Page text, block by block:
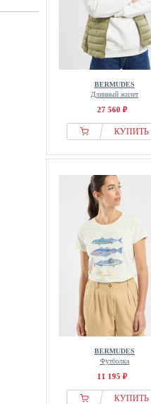
BERMUDES
Длинный жилет
27 560 ₽
КУПИТЬ
BERMUDES
Футболка
11 195 ₽
КУПИТЬ